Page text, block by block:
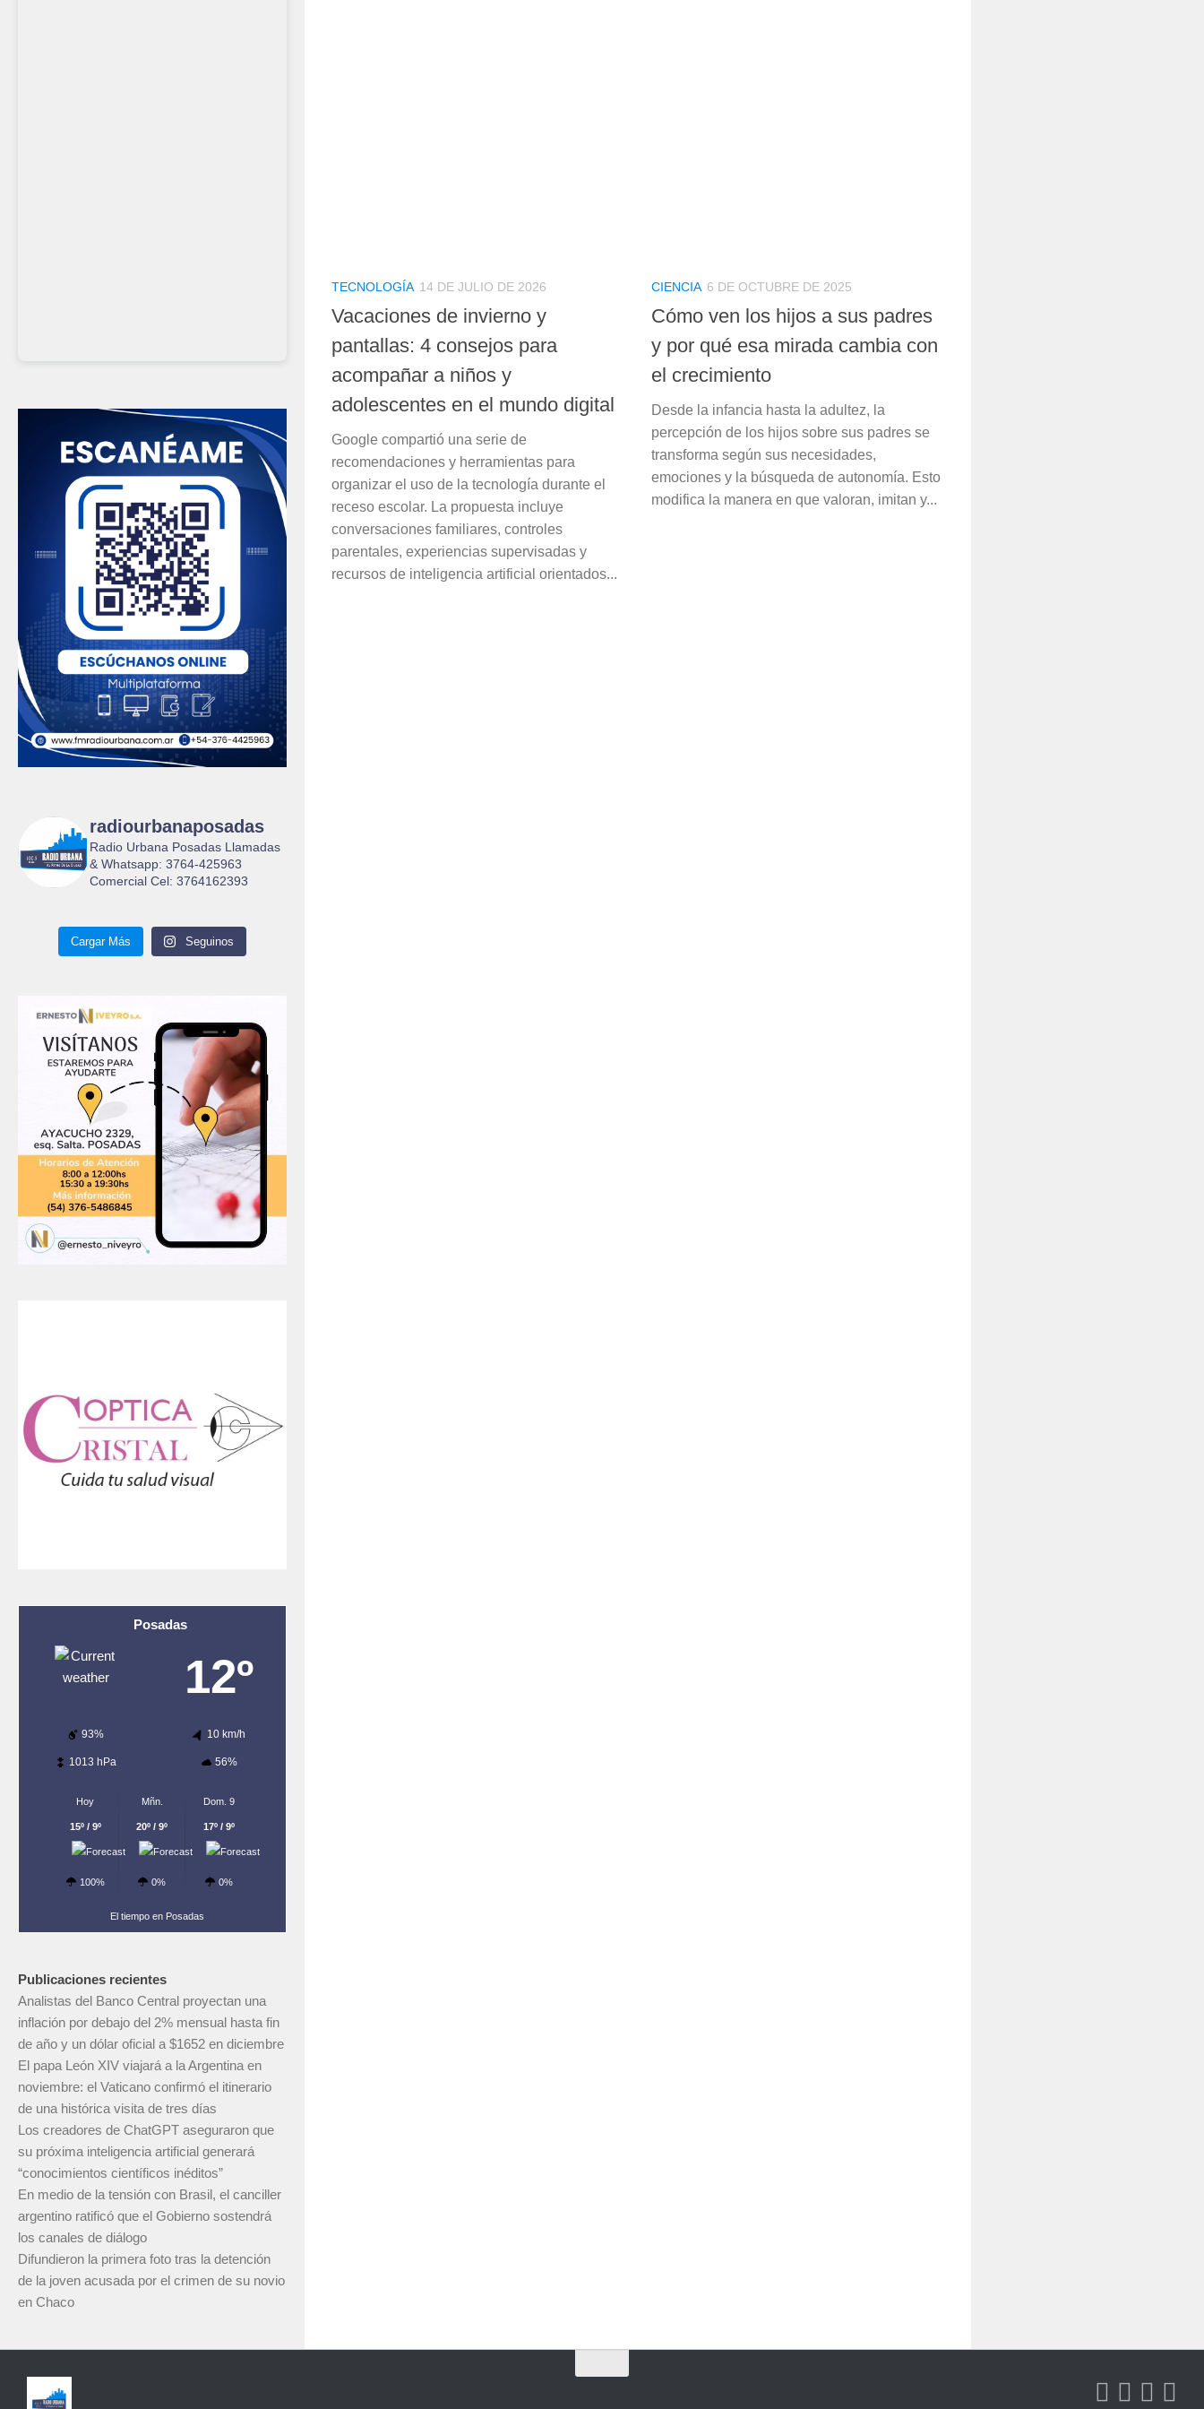
TECNOLOGÍA 14 DE JULIO DE 2026
Vacaciones de invierno y
pantallas: 4 consejos para
acompañar a niños y
adolescentes en el mundo digital
Google compartió una serie de
recomendaciones y herramientas para
organizar el uso de la tecnología durante el
receso escolar. La propuesta incluye
conversaciones familiares, controles
parentales, experiencias supervisadas y
recursos de inteligencia artificial orientados...
CIENCIA 6 DE OCTUBRE DE 2025
Cómo ven los hijos a sus padres
y por qué esa mirada cambia con
el crecimiento
Desde la infancia hasta la adultez, la
percepción de los hijos sobre sus padres se
transforma según sus necesidades,
emociones y la búsqueda de autonomía. Esto
modifica la manera en que valoran, imitan y...
radiourbanaposadas
Radio Urbana Posadas Llamadas
& Whatsapp: 3764-425963
Comercial Cel: 3764162393
Cargar Más Seguinos
Posadas
12º
93% 10 km/h
1013 hPa 56%
Hoy
15º / 9º
100%
Mñn.
20º / 9º
0%
Dom. 9
17º / 9º
0%
El tiempo en Posadas
Publicaciones recientes
Analistas del Banco Central proyectan una
inflación por debajo del 2% mensual hasta fin
de año y un dólar oficial a $1652 en diciembre
El papa León XIV viajará a la Argentina en
noviembre: el Vaticano confirmó el itinerario
de una histórica visita de tres días
Los creadores de ChatGPT aseguraron que
su próxima inteligencia artificial generará
“conocimientos científicos inéditos”
En medio de la tensión con Brasil, el canciller
argentino ratificó que el Gobierno sostendrá
los canales de diálogo
Difundieron la primera foto tras la detención
de la joven acusada por el crimen de su novio
en Chaco